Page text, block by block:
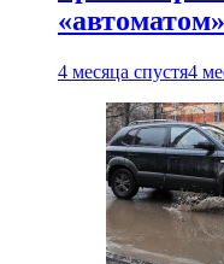
4 месяца спустя4